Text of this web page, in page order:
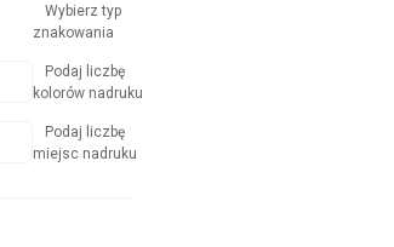
Wybierz typ
znakowania
Podaj liczbę
kolorów nadruku
Podaj liczbę
miejsc nadruku